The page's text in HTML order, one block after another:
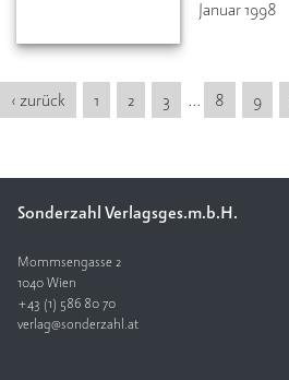
Januar 1998
‹ zurück 1 2 3 … 8 9
Sonderzahl Verlagsges.m.b.H.
Mommsengasse 2
1040 Wien
+43 (1) 586 80 70
verlag@sonderzahl.at